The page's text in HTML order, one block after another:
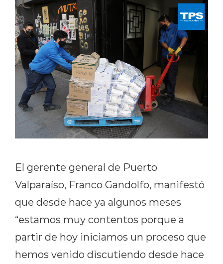
El gerente general de Puerto
Valparaíso, Franco Gandolfo, manifestó
que desde hace ya algunos meses
“estamos muy contentos porque a
partir de hoy iniciamos un proceso que
hemos venido discutiendo desde hace